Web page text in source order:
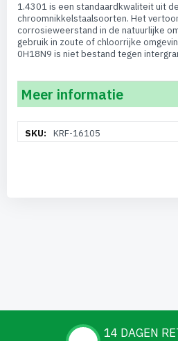
1.4301 is een standaardkwaliteit uit
chroomnikkelstaalsoorten. Het
corrosieweerstand in de natuurlijke
gebruik in zoute of chloorrijke
0H18N9 is niet bestand tegen
Meer informatie
informatieKRF-16105
14 DAGEN